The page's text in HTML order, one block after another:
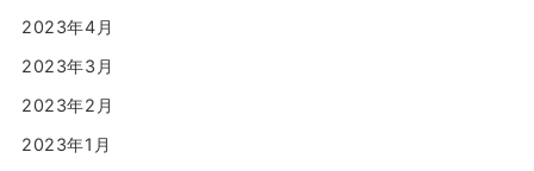
2023年4月
2023年3月
2023年2月
2023年1月